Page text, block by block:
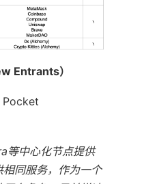
Entrants）
Pocket
等中心化节点提供
同服务，作为一个